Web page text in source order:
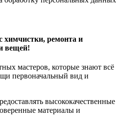
химчистки, ремонта и
вещей!
мастеров, которые знают всё
первоначальный вид и
высококачественные
материалы и